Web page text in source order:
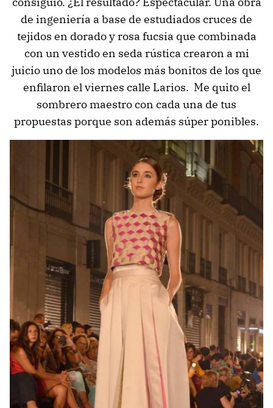
de ingeniería a base de estudiados cruces de
tejidos en dorado y rosa fucsia que combinada
con un vestido en seda rústica crearon a mi
juicio uno de los modelos más bonitos de los que
enfilaron el viernes calle Larios. Me quito el
sombrero maestro con cada una de tus
propuestas porque son además súper ponibles.